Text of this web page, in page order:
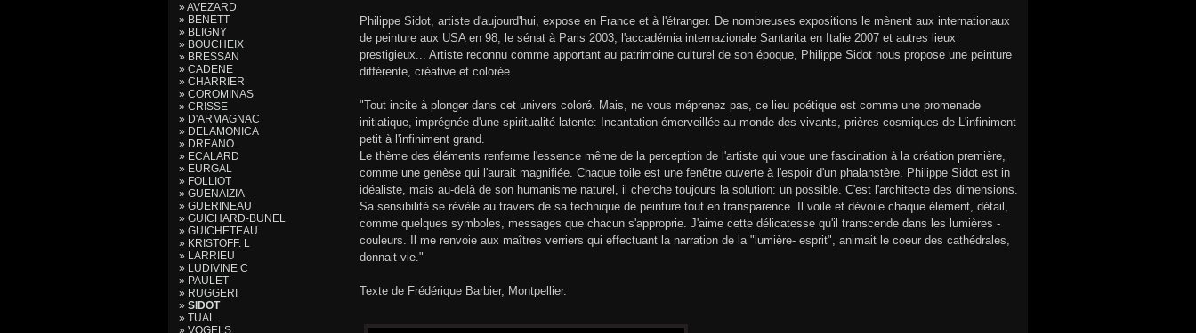
» AVEZARD
» BENETT
» BLIGNY
» BOUCHEIX
» BRESSAN
» CADENE
» CHARRIER
» COROMINAS
» CRISSE
» D'ARMAGNAC
» DELAMONICA
» DREANO
» ECALARD
» EURGAL
» FOLLIOT
» GUENAIZIA
» GUERINEAU
» GUICHARD-BUNEL
» GUICHETEAU
» KRISTOFF. L
» LARRIEU
» LUDIVINE C
» PAULET
» RUGGERI
» SIDOT
» TUAL
» VOGELS
Philippe Sidot, artiste d'aujourd'hui, expose en France et à l'étranger. De nombreuses expositions le mènent aux internationaux
de peinture aux USA en 98, le sénat à Paris 2003, l'accadémia internazionale Santarita en Italie 2007 et autres lieux
prestigieux... Artiste reconnu comme apportant au patrimoine culturel de son époque, Philippe Sidot nous propose une peinture
différente, créative et colorée.
"Tout incite à plonger dans cet univers coloré. Mais, ne vous méprenez pas, ce lieu poétique est comme une promenade
initiatique, imprégnée d'une spiritualité latente: Incantation émerveillée au monde des vivants, prières cosmiques de L'infiniment
petit à l'infiniment grand.
Le thème des éléments renferme l'essence même de la perception de l'artiste qui voue une fascination à la création première,
comme une genèse qui l'aurait magnifiée. Chaque toile est une fenêtre ouverte à l'espoir d'un phalanstère. Philippe Sidot est in
idéaliste, mais au-delà de son humanisme naturel, il cherche toujours la solution: un possible. C'est l'architecte des dimensions.
Sa sensibilité se révèle au travers de sa technique de peinture tout en transparence. Il voile et dévoile chaque élément, détail,
comme quelques symboles, messages que chacun s'approprie. J'aime cette délicatesse qu'il transcende dans les lumières -
couleurs. Il me renvoie aux maîtres verriers qui effectuant la narration de la "lumière- esprit", animait le coeur des cathédrales,
donnait vie."
Texte de Frédérique Barbier, Montpellier.